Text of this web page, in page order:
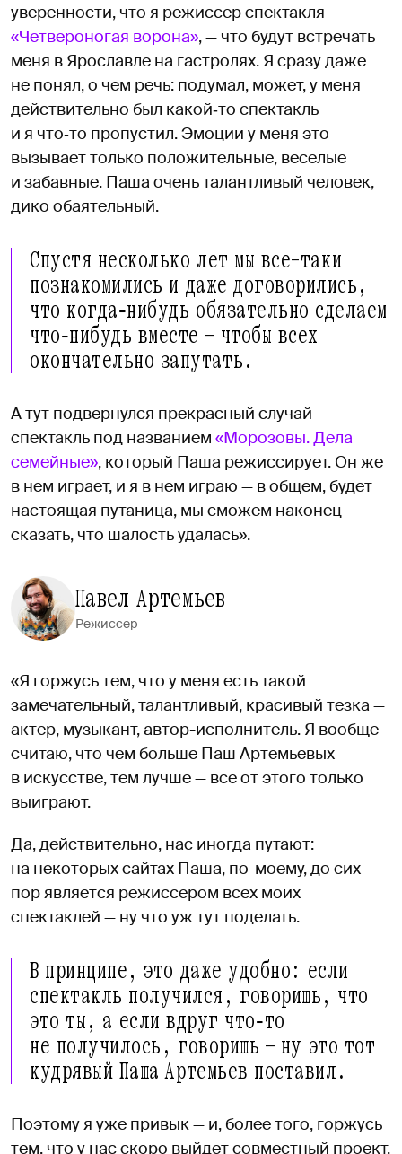
уверенности, что я режиссер спектакля
«Четвероногая ворона», — что будут встречать
меня в Ярославле на гастролях. Я сразу даже
не понял, о чем речь: подумал, может, у меня
действительно был какой‑то спектакль
и я что‑то пропустил. Эмоции у меня это
вызывает только положительные, веселые
и забавные. Паша очень талантливый человек,
дико обаятельный.
Спустя несколько лет мы все-таки
познакомились и даже договорились,
что когда‑нибудь обязательно сделаем
что‑нибудь вместе — чтобы всех
окончательно запутать.
А тут подвернулся прекрасный случай —
спектакль под названием «Морозовы. Дела
семейные», который Паша режиссирует. Он же
в нем играет, и я в нем играю — в общем, будет
настоящая путаница, мы сможем наконец
сказать, что шалость удалась».
Павел Артемьев
Режиссер
«Я горжусь тем, что у меня есть такой
замечательный, талантливый, красивый тезка —
актер, музыкант, автор-исполнитель. Я вообще
считаю, что чем больше Паш Артемьевых
в искусстве, тем лучше — все от этого только
выиграют.
Да, действительно, нас иногда путают:
на некоторых сайтах Паша, по-моему, до сих
пор является режиссером всех моих
спектаклей — ну что уж тут поделать.
В принципе, это даже удобно: если
спектакль получился, говоришь, что
это ты, а если вдруг что‑то
не получилось, говоришь — ну это тот
кудрявый Паша Артемьев поставил.
Поэтому я уже привык — и, более того, горжусь
тем, что у нас скоро выйдет совместный проект,